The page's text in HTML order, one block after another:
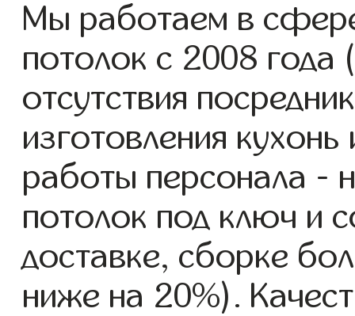
Мы работаем в
потолок с 2008 года
отсутствия
изготовления
работы персонала -
потолок под ключ и
доставке, сборке
ниже на 20%).